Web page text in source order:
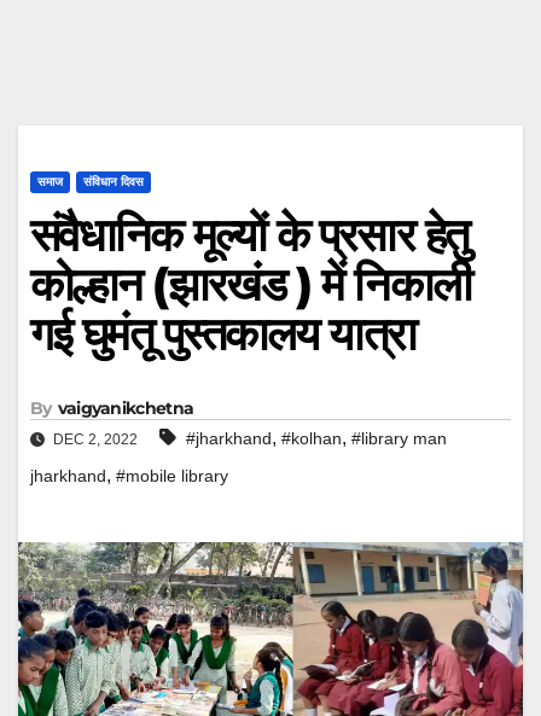
समाज संविधान दिवस
संवैधानिक मूल्यों के प्रसार हेतु
कोल्हान (झारखंड ) में निकाली
गई घुमंतू पुस्तकालय यात्रा
By vaigyanikchetna
DEC 2, 2022 #jharkhand, #kolhan, #library man
jharkhand, #mobile library